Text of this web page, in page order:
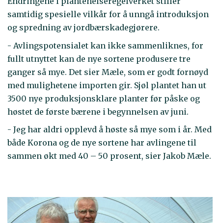
samtidig spesielle vilkår for å unngå introduksjon
og spredning av jordbærskadegjørere.
- Avlingspotensialet kan ikke sammenliknes, for
fullt utnyttet kan de nye sortene produsere tre
ganger så mye. Det sier Mæle, som er godt fornøyd
med mulighetene importen gir. Sjøl plantet han ut
3500 nye produksjonsklare planter før påske og
høstet de første bærene i begynnelsen av juni.
- Jeg har aldri opplevd å høste så mye som i år. Med
både Korona og de nye sortene har avlingene til
sammen økt med 40 – 50 prosent, sier Jakob Mæle.